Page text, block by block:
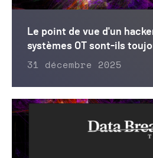
Le point de vue d'un
systèmes OT sont-ils
31 décembre 2025